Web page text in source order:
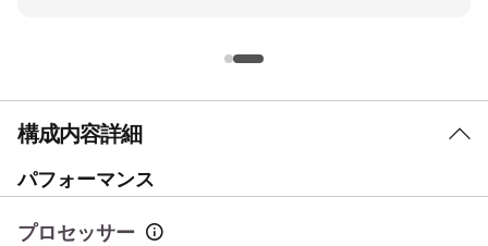
構成内容詳細
パフォーマンス
プロセッサー